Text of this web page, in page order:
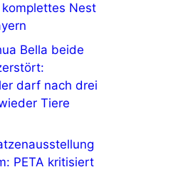
Nest
Bella beide
darf nach drei
Tiere
PETA kritisiert